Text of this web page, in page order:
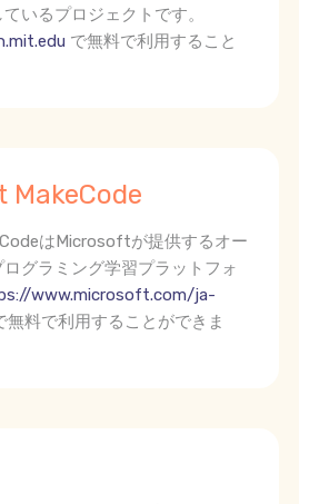
いるプロジェクトです。
で無料で利用すること
MakeCode
はMicrosoftが提供するオー
グラミング学習プラットフォ
www.microsoft.com/ja-
無料で利用することができま